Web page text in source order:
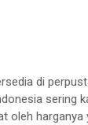
di
sering
oleh harganya